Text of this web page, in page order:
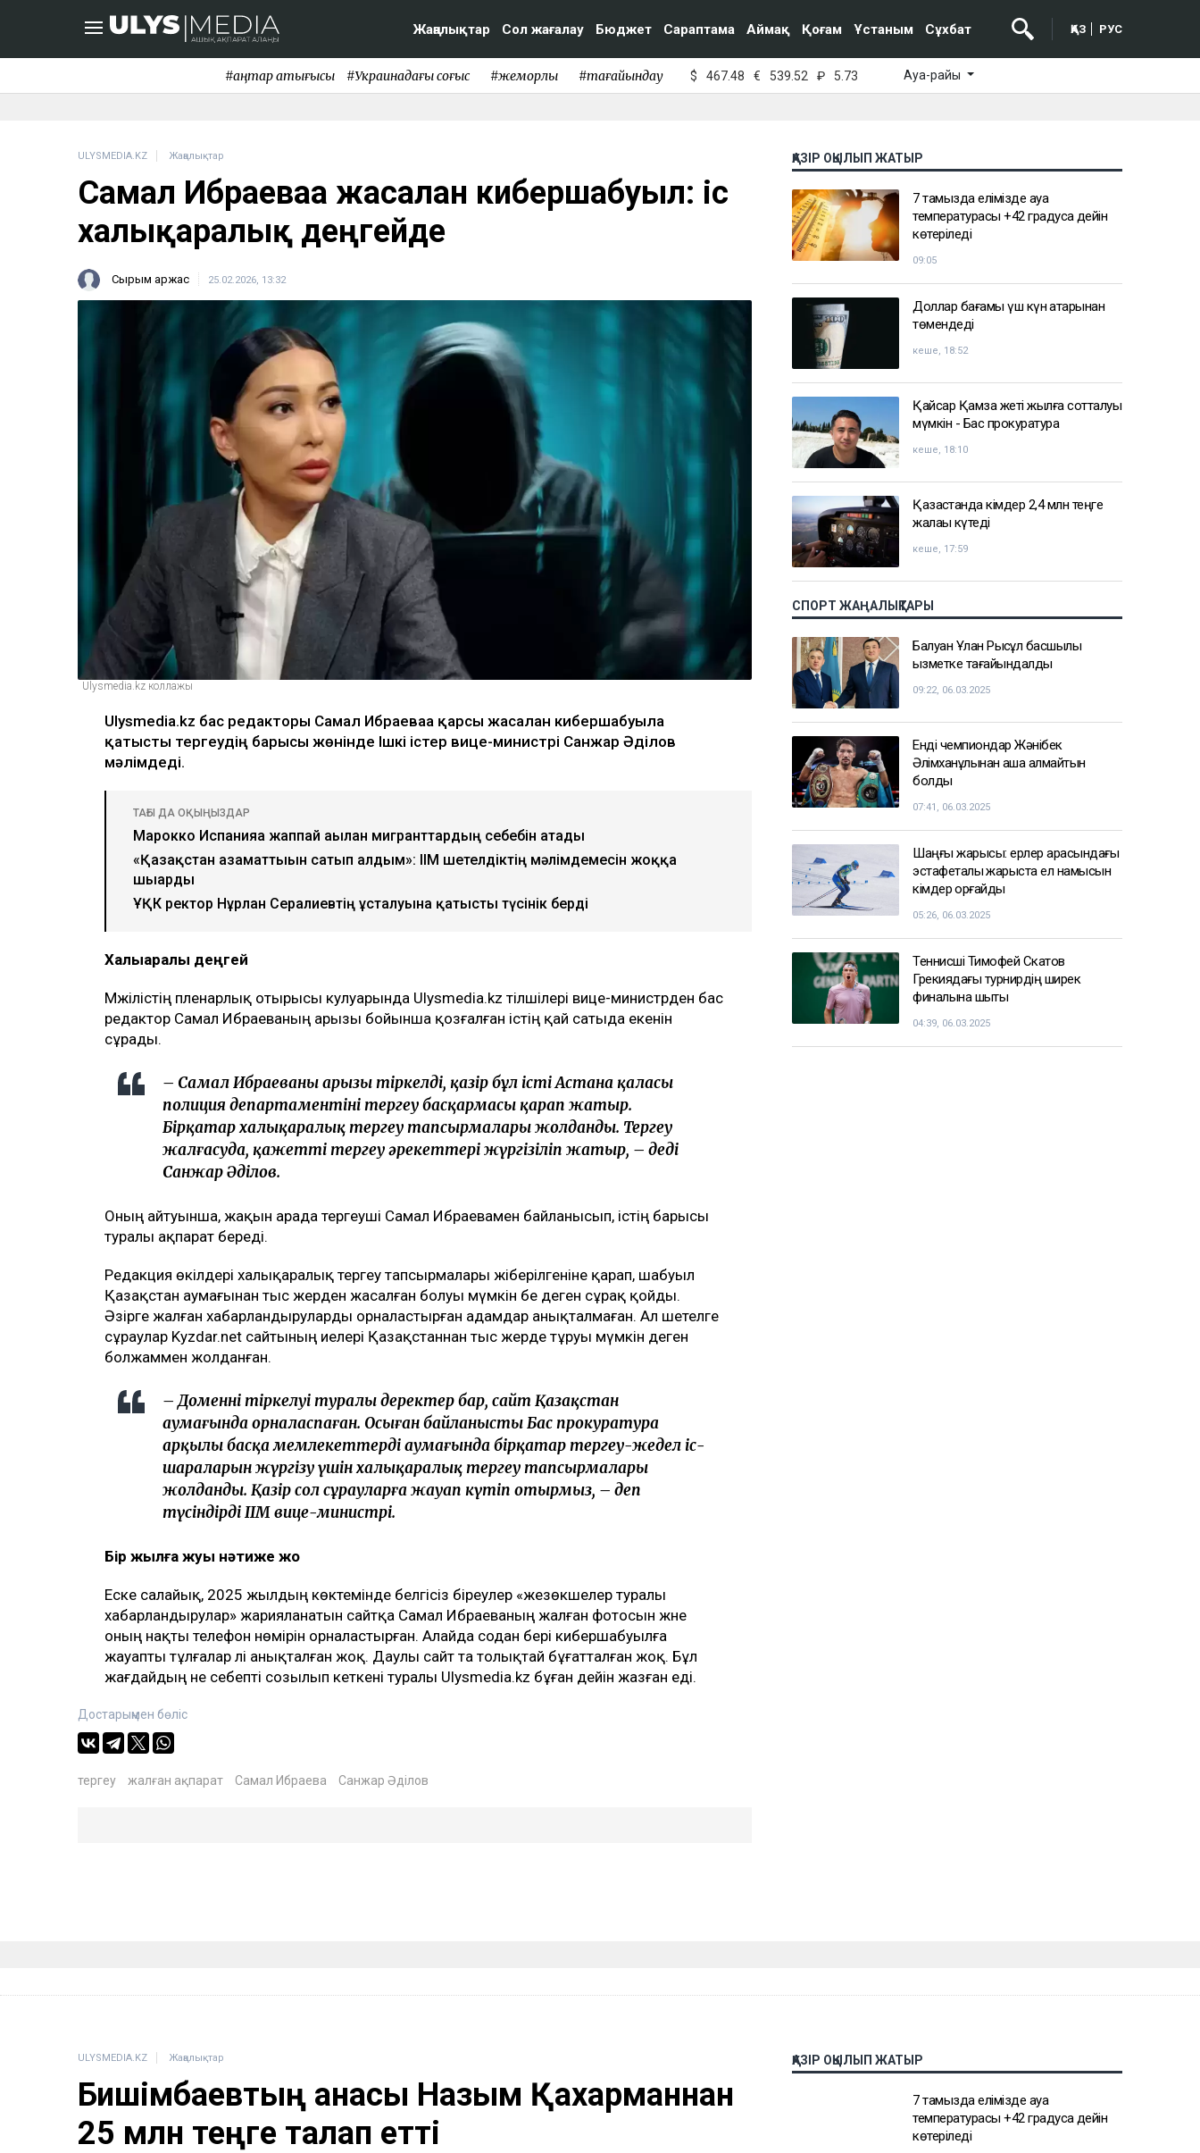
Жаңалықтар Сол жағалау Бюджет Сараптама Аймақ Қоғам Ұстаным Сұхбат ҚАЗ РУС
#қаңтар қақтығысы #Украинадағы соғыс #жемқорлық #тағайындау $ 467.48 € 539.52 ₽ 5.73 Ауа-райы
ULYSMEDIA.KZ Жаңалықтар
Самал Ибраеваға жасалған кибершабуыл: іс
халықаралық деңгейде
Сырым Қаржас 25.02.2026, 13:32
Ulysmedia.kz коллажы
Ulysmedia.kz бас редакторы Самал Ибраеваға қарсы жасалған кибершабуылға
қатысты тергеудің барысы жөнінде Ішкі істер вице-министрі Санжар Әділов
мәлімдеді.
ТАҒЫ ДА ОҚЫҢЫЗДАР
Марокко Испанияға жаппай ағылған мигранттардың себебін атады
«Қазақстан азаматтығын сатып алдым»: ІІМ шетелдіктің мәлімдемесін жоққа
шығарды
ҰҚК ректор Нұрлан Серғалиевтің ұсталуына қатысты түсінік берді
Халықаралық деңгей
Мәжілістің пленарлық отырысы кулуарында Ulysmedia.kz тілшілері вице-министрден бас
редактор Самал Ибраеваның арызы бойынша қозғалған істің қай сатыда екенін
сұрады.
– Самал Ибраеваның арызы тіркелді, қазір бұл істі Астана қаласы
полиция департаментінің тергеу басқармасы қарап жатыр.
Бірқатар халықаралық тергеу тапсырмалары жолданды. Тергеу
жалғасуда, қажетті тергеу әрекеттері жүргізіліп жатыр, – деді
Санжар Әділов.
Оның айтуынша, жақын арада тергеуші Самал Ибраевамен байланысып, істің барысы
туралы ақпарат береді.
Редакция өкілдері халықаралық тергеу тапсырмалары жіберілгеніне қарап, шабуыл
Қазақстан аумағынан тыс жерден жасалған болуы мүмкін бе деген сұрақ қойды.
Әзірге жалған хабарландыруларды орналастырған адамдар анықталмаған. Ал шетелге
сұраулар Kyzdar.net сайтының иелері Қазақстаннан тыс жерде тұруы мүмкін деген
болжаммен жолданған.
– Доменнің тіркелуі туралы деректер бар, сайт Қазақстан
аумағында орналаспаған. Осыған байланысты Бас прокуратура
арқылы басқа мемлекеттердің аумағында бірқатар тергеу-жедел іс-
шараларын жүргізу үшін халықаралық тергеу тапсырмалары
жолданды. Қазір сол сұрауларға жауап күтіп отырмыз, – деп
түсіндірді ІІМ вице-министрі.
Бір жылға жуық нәтиже жоқ
Еске салайық, 2025 жылдың көктемінде белгісіз біреулер «жезөкшелер туралы
хабарландырулар» жарияланатын сайтқа Самал Ибраеваның жалған фотосын және
оның нақты телефон нөмірін орналастырған. Алайда содан бері кибершабуылға
жауапты тұлғалар әлі анықталған жоқ. Даулы сайт та толықтай бұғатталған жоқ. Бұл
жағдайдың не себепті созылып кеткені туралы Ulysmedia.kz бұған дейін жазған еді.
Достарыңмен бөліс
тергеу жалған ақпарат Самал Ибраева Санжар Әділов
ҚАЗІР ОҚЫЛЫП ЖАТЫР
7 тамызда елімізде ауа
температурасы +42 градусқа дейін
көтеріледі
09:05
Доллар бағамы үш күн қатарынан
төмендеді
кеше, 18:52
Қайсар Қамза жеті жылға сотталуы
мүмкін - Бас прокуратура
кеше, 18:10
Қазақстанда кімдер 2,4 млн теңге
жалақы күтеді
кеше, 17:59
СПОРТ ЖАҢАЛЫҚТАРЫ
Балуан Ұлан Рысқұл басшылық
қызметке тағайындалды
09:22, 06.03.2025
Енді чемпиондар Жәнібек
Әлімханұлынан қаша алмайтын
болды
07:41, 06.03.2025
Шаңғы жарысы: ерлер арасындағы
эстафеталық жарыста ел намысын
кімдер қорғайды
05:26, 06.03.2025
Теннисші Тимофей Скатов
Грекиядағы турнирдің ширек
финалына шықты
04:39, 06.03.2025
ULYSMEDIA.KZ Жаңалықтар
Бишімбаевтың анасы Назым Қахарманнан
25 млн теңге талап етті
ҚАЗІР ОҚЫЛЫП ЖАТЫР
7 тамызда елімізде ауа
температурасы +42 градусқа дейін
көтеріледі